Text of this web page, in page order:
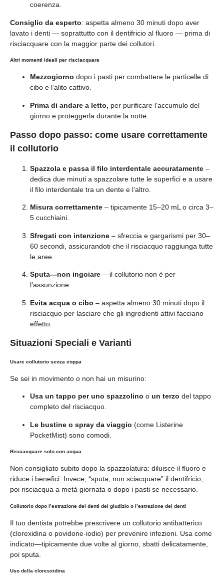
coerenza.
Consiglio da esperto: aspetta almeno 30 minuti dopo aver
lavato i denti — soprattutto con il dentifricio al fluoro — prima di
risciacquare con la maggior parte dei collutori.
Altri momenti ideali per risciacquare
Mezzogiorno dopo i pasti per combattere le particelle di
cibo e l’alito cattivo.
Prima di andare a letto, per purificare l’accumulo del
giorno e proteggerla durante la notte.
Passo dopo passo: come usare correttamente
il collutorio
Spazzola e passa il filo interdentale accuratamente –
dedica due minuti a spazzolare tutte le superfici e a usare
il filo interdentale tra un dente e l’altro.
Misura correttamente – tipicamente 15–20 mL o circa 3–
5 cucchiaini.
Sfregati con intenzione – sfreccia e gargarismi per 30–
60 secondi, assicurandoti che il risciacquo raggiunga tutte
le aree.
Sputa—non ingoiare —il collutorio non è per
l’assunzione.
Evita acqua o cibo – aspetta almeno 30 minuti dopo il
risciacquo per lasciare che gli ingredienti attivi facciano
effetto.
Situazioni Speciali e Varianti
Usare collutorio senza coppa
Se sei in movimento o non hai un misurino:
Usa un tappo per uno spazzolino o un terzo del tappo
completo del risciacquo.
Le bustine o spray da viaggio (come Listerine
PocketMist) sono comodi.
Risciacquare solo con acqua
Non consigliato subito dopo la spazzolatura: diluisce il fluoro e
riduce i benefici. Invece, “sputa, non sciacquare” il dentifricio,
poi risciacqua a metà giornata o dopo i pasti se necessario.
Collutorio dopo l’estrazione dei denti del giudizio o l’estrazione dei denti
Il tuo dentista potrebbe prescrivere un collutorio antibatterico
(clorexidina o povidone-iodio) per prevenire infezioni. Usa come
indicato—tipicamente due volte al giorno, sbatti delicatamente,
poi sputa.
Uso della cloresxidina